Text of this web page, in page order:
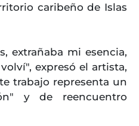
caribeño de Islas
extrañaba mi esencia,
expresó el artista,
trabajo representa un
y de reencuentro